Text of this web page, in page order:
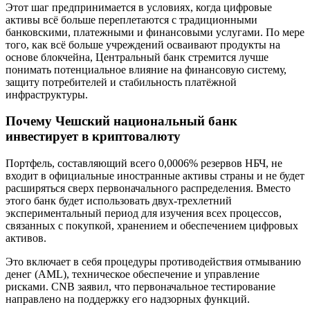
Этот шаг предпринимается в условиях, когда цифровые
активы всё больше переплетаются с традиционными
банковскими, платежными и финансовыми услугами. По мере
того, как всё больше учреждений осваивают продукты на
основе блокчейна, Центральный банк стремится лучше
понимать потенциальное влияние на финансовую систему,
защиту потребителей и стабильность платёжной
инфраструктуры.
Почему Чешский национальный банк
инвестирует в криптовалюту
Портфель, составляющий всего 0,0006% резервов НБЧ, не
входит в официальные иностранные активы страны и не будет
расширяться сверх первоначального распределения. Вместо
этого банк будет использовать двух-трехлетний
экспериментальный период для изучения всех процессов,
связанных с покупкой, хранением и обеспечением цифровых
активов.
Это включает в себя процедуры противодействия отмыванию
денег (AML), техническое обеспечение и управление
рисками. CNB заявил, что первоначальное тестирование
направлено на поддержку его надзорных функций.